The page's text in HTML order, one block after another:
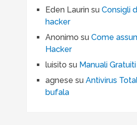
Eden Laurinsu Consigli
hacker
Anonimo su Come
Hacker
luisito su Manuali
agnese su Antivirus
bufala